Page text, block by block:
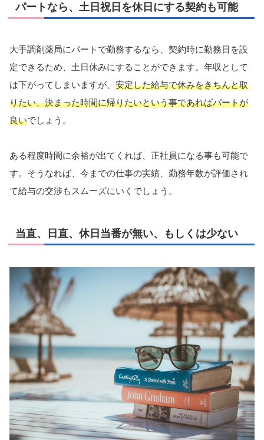
パートなら、土日祝日を休日にする契約も可能
大手調剤薬局にパートで勤務するなら、契約時に勤務日を設
定できるため、土日休みにすることができます。年収として
は下がってしまいますが、 安定した給与で休みをきちんと取
りたい、決まった時間に帰りたいという事であればパートが
良いでしょう。
ある程度時間に余裕が出てくれば、正社員になる事も可能で
す。そうなれば、今までの仕事の実績、勤務年数が評価され
て給与の交渉もスムーズにいくでしょう。
当直、日直、休日当番が無い、もしくは少ない